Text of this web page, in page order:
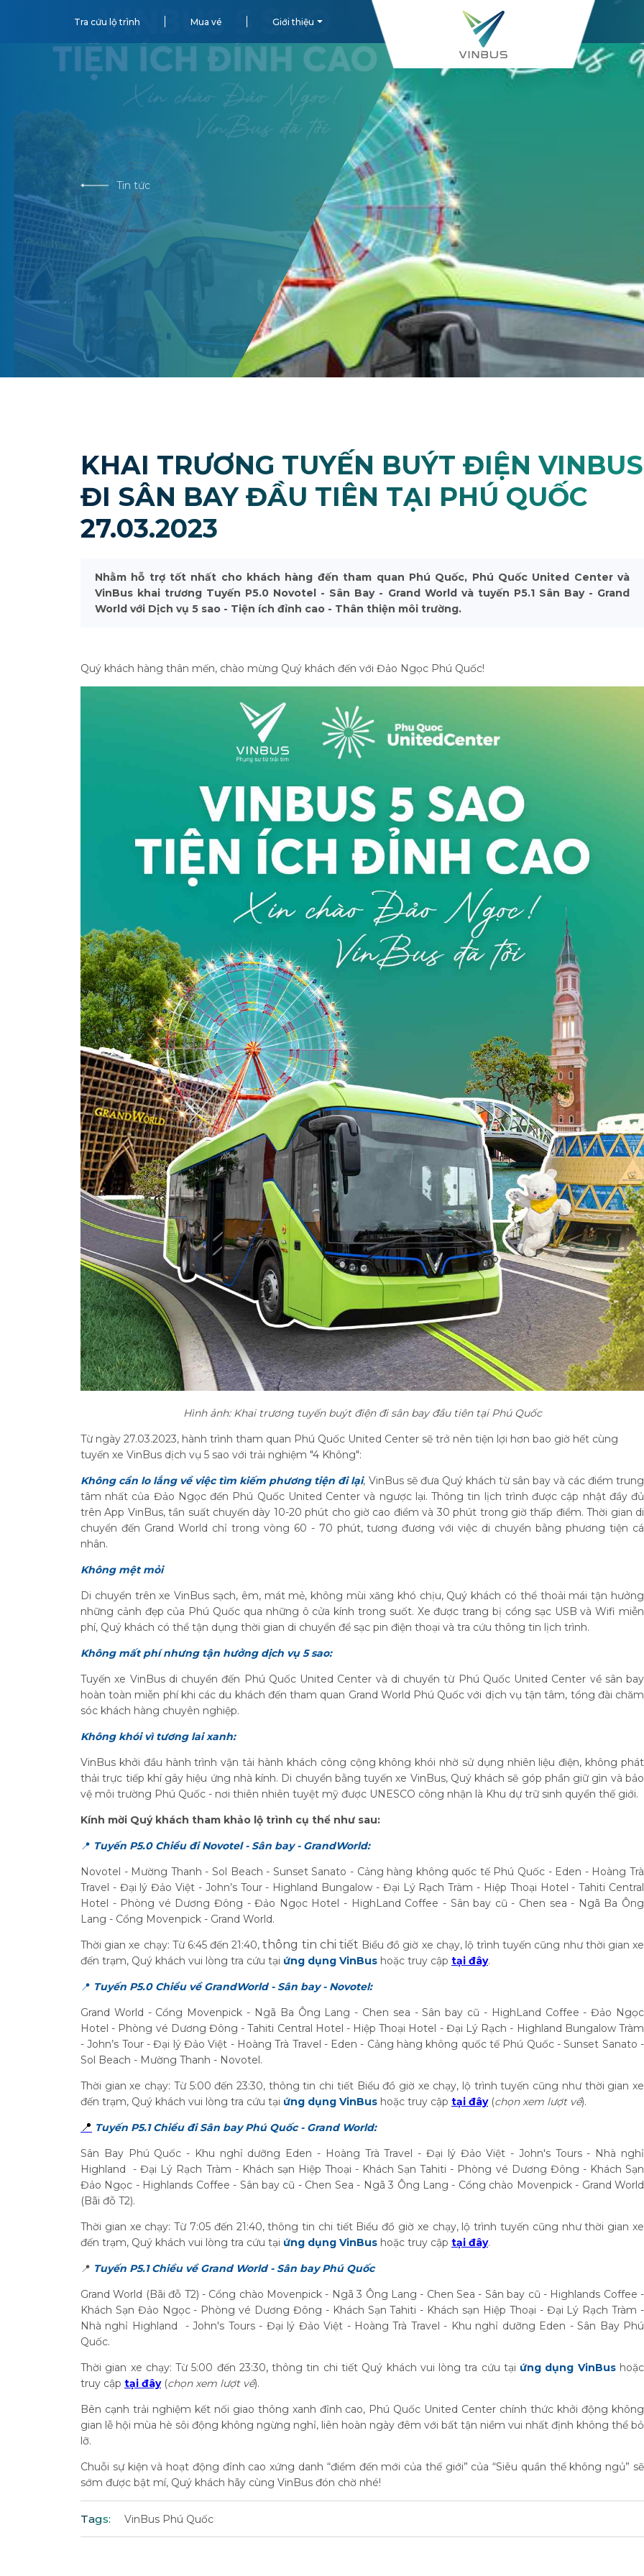
Tra cứu lộ trình Mua vé Giới thiệu
Tin tức
KHAI TRƯƠNG TUYẾN BUÝT ĐIỆN VINBUS
ĐI SÂN BAY ĐẦU TIÊN TẠI PHÚ QUỐC
27.03.2023
Nhằm hỗ trợ tốt nhất cho khách hàng đến tham quan Phú Quốc, Phú Quốc United Center và
VinBus khai trương Tuyến P5.0 Novotel - Sân Bay - Grand World và tuyến P5.1 Sân Bay - Grand
World với Dịch vụ 5 sao - Tiện ích đỉnh cao - Thân thiện môi trường.
Quý khách hàng thân mến, chào mừng Quý khách đến với Đảo Ngọc Phú Quốc!
Hình ảnh: Khai trương tuyến buýt điện đi sân bay đầu tiên tại Phú Quốc
Từ ngày 27.03.2023, hành trình tham quan Phú Quốc United Center sẽ trở nên tiện lợi hơn bao giờ hết cùng
tuyến xe VinBus dịch vụ 5 sao với trải nghiệm "4 Không":
Không cần lo lắng về việc tìm kiếm phương tiện đi lại, VinBus sẽ đưa Quý khách từ sân bay và các điểm trung
tâm nhất của Đảo Ngọc đến Phú Quốc United Center và ngược lại. Thông tin lịch trình được cập nhật đầy đủ
trên App VinBus, tần suất chuyến dày 10-20 phút cho giờ cao điểm và 30 phút trong giờ thấp điểm. Thời gian di
chuyển đến Grand World chỉ trong vòng 60 - 70 phút, tương đương với việc di chuyển bằng phương tiện cá
nhân.
Không mệt mỏi
Di chuyển trên xe VinBus sạch, êm, mát mẻ, không mùi xăng khó chịu, Quý khách có thể thoải mái tận hưởng
những cảnh đẹp của Phú Quốc qua những ô cửa kính trong suốt. Xe được trang bị cổng sạc USB và Wifi miễn
phí, Quý khách có thể tận dụng thời gian di chuyển để sạc pin điện thoại và tra cứu thông tin lịch trình.
Không mất phí nhưng tận hưởng dịch vụ 5 sao:
Tuyến xe VinBus di chuyển đến Phú Quốc United Center và di chuyển từ Phú Quốc United Center về sân bay
hoàn toàn miễn phí khi các du khách đến tham quan Grand World Phú Quốc với dịch vụ tận tâm, tổng đài chăm
sóc khách hàng chuyên nghiệp.
Không khói vì tương lai xanh:
VinBus khởi đầu hành trình vận tải hành khách công cộng không khói nhờ sử dụng nhiên liệu điện, không phát
thải trực tiếp khí gây hiệu ứng nhà kính. Di chuyển bằng tuyến xe VinBus, Quý khách sẽ góp phần giữ gìn và bảo
vệ môi trường Phú Quốc - nơi thiên nhiên tuyệt mỹ được UNESCO công nhận là Khu dự trữ sinh quyển thế giới.
Kính mời Quý khách tham khảo lộ trình cụ thể như sau:
📍 Tuyến P5.0 Chiều đi Novotel - Sân bay - GrandWorld:
Novotel - Mường Thanh - Sol Beach - Sunset Sanato - Cảng hàng không quốc tế Phú Quốc - Eden - Hoàng Trà
Travel - Đại lý Đảo Việt - John’s Tour - Highland Bungalow - Đại Lý Rạch Tràm - Hiệp Thoại Hotel - Tahiti Central
Hotel - Phòng vé Dương Đông - Đảo Ngọc Hotel - HighLand Coffee - Sân bay cũ - Chen sea - Ngã Ba Ông
Lang - Cổng Movenpick - Grand World.
Thời gian xe chạy: Từ 6:45 đến 21:40,thông tin chi tiết Biểu đồ giờ xe chạy, lộ trình tuyến cũng như thời gian xe
đến trạm, Quý khách vui lòng tra cứu tại ứng dụng VinBus hoặc truy cập tại đây.
📍 Tuyến P5.0 Chiều về GrandWorld - Sân bay - Novotel:
Grand World - Cổng Movenpick - Ngã Ba Ông Lang - Chen sea - Sân bay cũ - HighLand Coffee - Đảo Ngọc
Hotel - Phòng vé Dương Đông - Tahiti Central Hotel - Hiệp Thoại Hotel - Đại Lý Rạch - Highland Bungalow Tràm
- John’s Tour - Đại lý Đảo Việt - Hoàng Trà Travel - Eden - Cảng hàng không quốc tế Phú Quốc - Sunset Sanato -
Sol Beach - Mường Thanh - Novotel.
Thời gian xe chạy: Từ 5:00 đến 23:30, thông tin chi tiết Biểu đồ giờ xe chạy, lộ trình tuyến cũng như thời gian xe
đến trạm, Quý khách vui lòng tra cứu tại ứng dụng VinBus hoặc truy cập tại đây(chọn xem lượt về).
📍 Tuyến P5.1 Chiều đi Sân bay Phú Quốc - Grand World:
Sân Bay Phú Quốc - Khu nghỉ dưỡng Eden - Hoàng Trà Travel - Đại lý Đảo Việt - John's Tours - Nhà nghỉ
Highland - Đại Lý Rạch Tràm - Khách sạn Hiệp Thoại - Khách Sạn Tahiti - Phòng vé Dương Đông - Khách Sạn
Đảo Ngọc - Highlands Coffee - Sân bay cũ - Chen Sea - Ngã 3 Ông Lang - Cổng chào Movenpick - Grand World
(Bãi đỗ T2).
Thời gian xe chạy: Từ 7:05 đến 21:40, thông tin chi tiết Biểu đồ giờ xe chạy, lộ trình tuyến cũng như thời gian xe
đến trạm, Quý khách vui lòng tra cứu tại ứng dụng VinBus hoặc truy cập tại đây.
📍 Tuyến P5.1 Chiều về Grand World - Sân bay Phú Quốc
Grand World (Bãi đỗ T2) - Cổng chào Movenpick - Ngã 3 Ông Lang - Chen Sea - Sân bay cũ - Highlands Coffee -
Khách Sạn Đảo Ngọc - Phòng vé Dương Đông - Khách Sạn Tahiti - Khách sạn Hiệp Thoại - Đại Lý Rạch Tràm -
Nhà nghỉ Highland - John's Tours - Đại lý Đảo Việt - Hoàng Trà Travel - Khu nghỉ dưỡng Eden - Sân Bay Phú
Quốc.
Thời gian xe chạy: Từ 5:00 đến 23:30,thông tin chi tiết Quý khách vui lòng tra cứu tại ứng dụng VinBushoặc
truy cập tại đây(chọn xem lượt về).
Bên cạnh trải nghiệm kết nối giao thông xanh đỉnh cao, Phú Quốc United Center chính thức khởi động không
gian lễ hội mùa hè sôi động không ngừng nghỉ, liên hoàn ngày đêm với bất tận niềm vui nhất định không thể bỏ
lỡ.
Chuỗi sự kiện và hoạt động đỉnh cao xứng danh “điểm đến mới của thế giới” của “Siêu quần thể không ngủ” sẽ
sớm được bật mí, Quý khách hãy cùng VinBus đón chờ nhé!
Tags: VinBus Phú Quốc